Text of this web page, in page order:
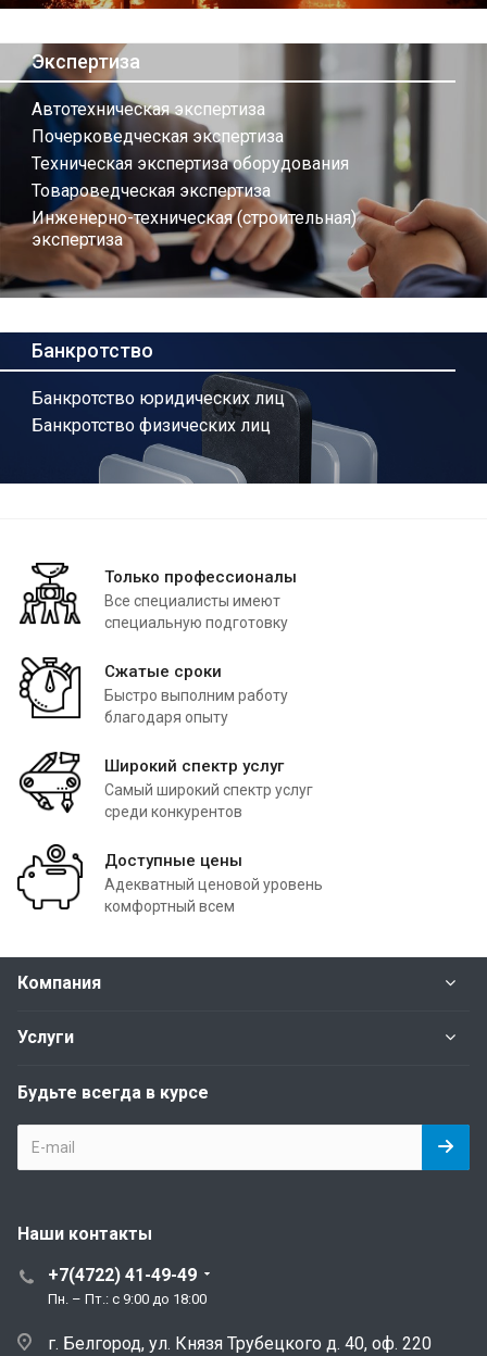
Экспертиза
Автотехническая экспертиза
Почерковедческая экспертиза
Техническая экспертиза оборудования
Товароведческая экспертиза
Инженерно-техническая (строительная)
экспертиза
Банкротство
Банкротство юридических лиц
Банкротство физических лиц
Только профессионалы
Все специалисты имеют
специальную подготовку
Сжатые сроки
Быстро выполним работу
благодаря опыту
Широкий спектр услуг
Самый широкий спектр услуг
среди конкурентов
Доступные цены
Адекватный ценовой уровень
комфортный всем
Компания
Услуги
Будьте всегда в курсе
Наши контакты
+7(4722) 41-49-49
Пн. – Пт.: с 9:00 до 18:00
г. Белгород, ул. Князя Трубецкого д. 40, оф. 220